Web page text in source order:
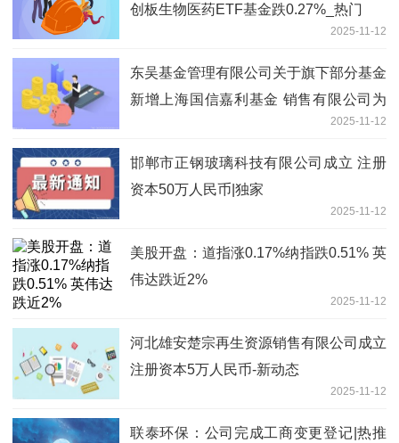
创板生物医药ETF基金跌0.27%_热门
2025-11-12
东吴基金管理有限公司关于旗下部分基金
新增上海国信嘉利基金 销售有限公司为
代销机构、开通定期定额投资及转换业务
的公告
2025-11-12
邯郸市正钢玻璃科技有限公司成立 注册
资本50万人民币|独家
2025-11-12
美股开盘：道指涨0.17%纳指跌0.51% 英
伟达跌近2%
2025-11-12
河北雄安楚宗再生资源销售有限公司成立
注册资本5万人民币-新动态
2025-11-12
联泰环保：公司完成工商变更登记|热推